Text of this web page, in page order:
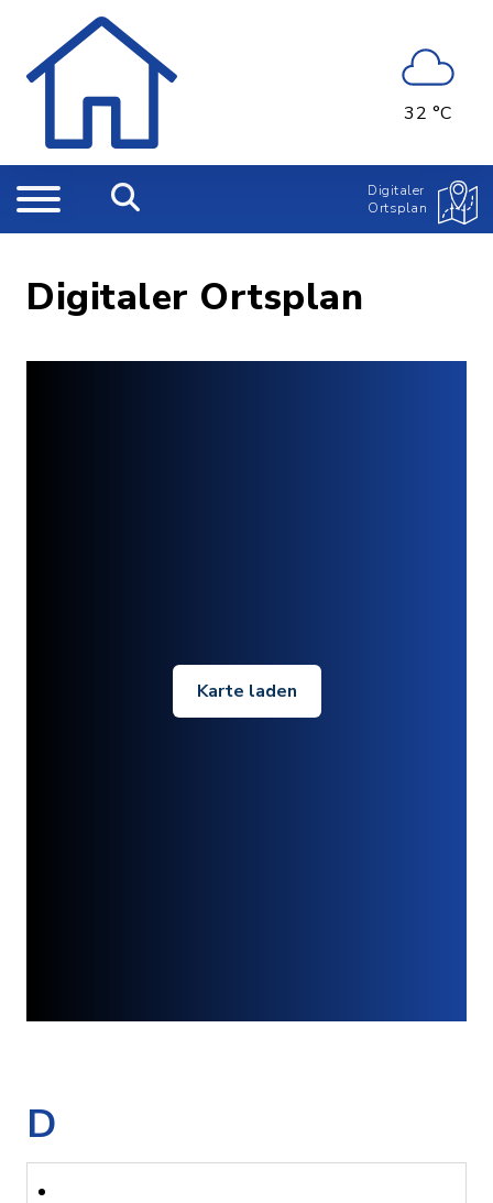
32 °C
Digitaler
Ortsplan
Digitaler Ortsplan
Karte laden
D